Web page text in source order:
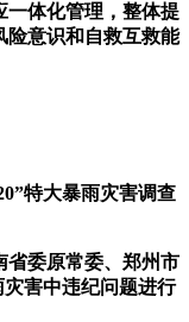
一体化管理，整体提
险意识和自救互救能
特大暴雨灾害调查
省委原常委、郑州市
灾害中违纪问题进行